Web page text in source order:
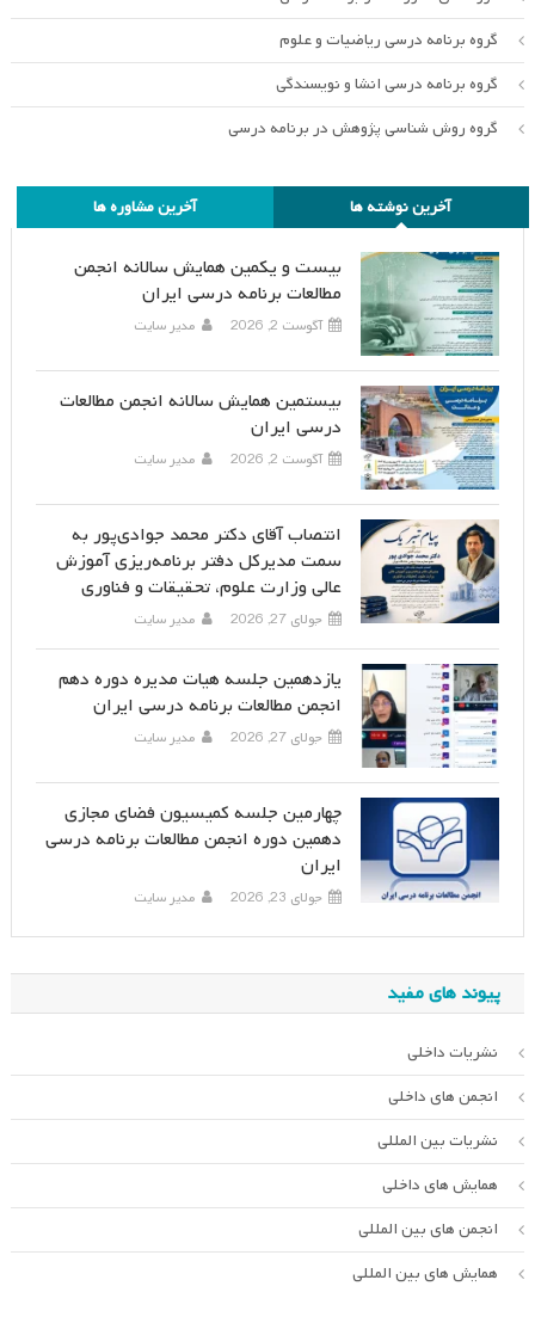
گروه برنامه درسی ریاضیات و علوم
گروه برنامه درسی انشا و نویسندگی
گروه روش شناسی پژوهش در برنامه درسی
آخرین نوشته ها آخرین مشاوره ها
بیست و یکمین همایش سالانه انجمن
مطالعات برنامه درسی ایران
آگوست 2, 2026 مدیر سایت
بیستمین همایش سالانه انجمن مطالعات
درسی ایران
آگوست 2, 2026 مدیر سایت
انتصاب آقای دکتر محمد جوادی‌پور به
سمت مدیرکل دفتر برنامه‌ریزی آموزش
عالی وزارت علوم، تحقیقات و فناوری
جولای 27, 2026 مدیر سایت
یازدهمین جلسه هیات مدیره دوره دهم
انجمن مطالعات برنامه درسی ایران
جولای 27, 2026 مدیر سایت
چهارمین جلسه کمیسیون فضای مجازی
دهمین دوره انجمن مطالعات برنامه درسی
ایران
جولای 23, 2026 مدیر سایت
پیوند های مفید
نشریات داخلی
انجمن های داخلی
نشریات بین المللی
همایش های داخلی
انجمن های بین المللی
همایش های بین المللی